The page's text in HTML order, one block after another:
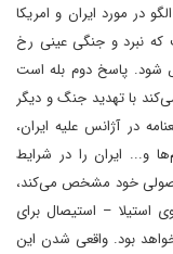
در مورد ایران و امریکا
نبرد و جنگی عینی رخ
پاسخ دوم بله است
با تهدید جنگ و دیگر
در آژانس علیه ایران،
و... ایران را در شرایط
اصولی خود مشخص می‌کند،
استیلا – استیصال برای
خواهد بود. واقعی شدن این